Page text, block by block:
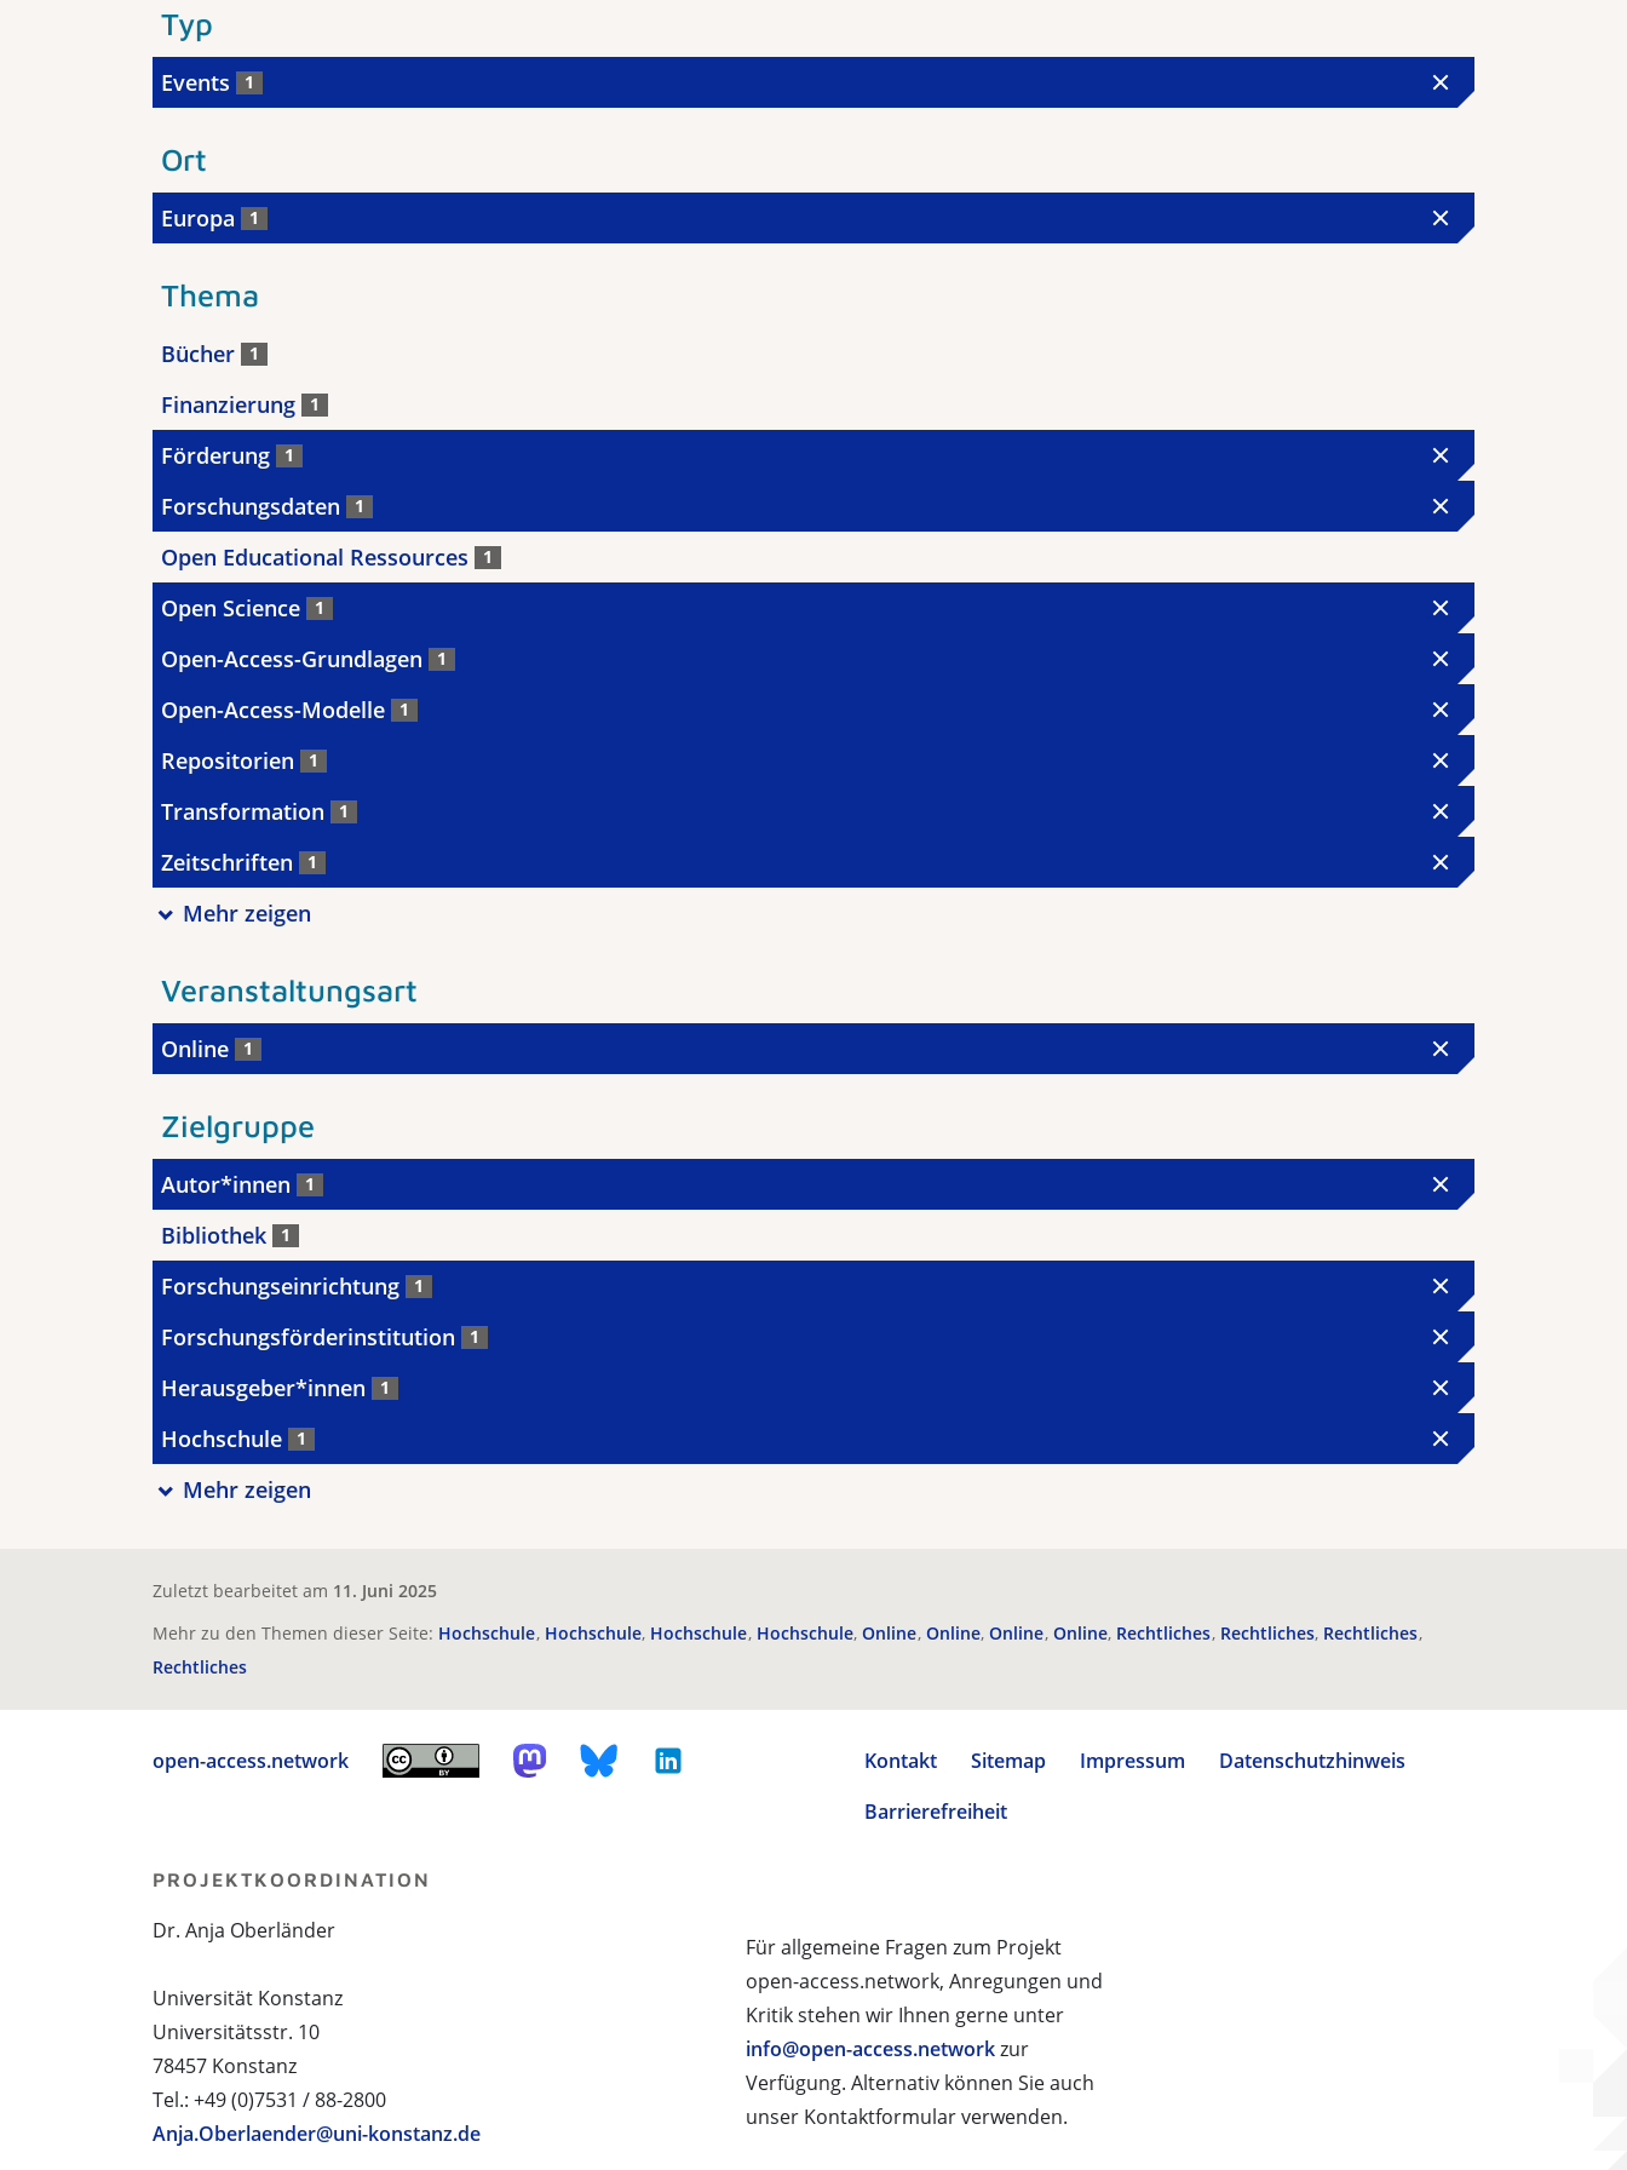
Typ
Events 1
Ort
Europa 1
Thema
Bücher 1
Finanzierung 1
Förderung 1
Forschungsdaten 1
Open Educational Ressources 1
Open Science 1
Open-Access-Grundlagen 1
Open-Access-Modelle 1
Repositorien 1
Transformation 1
Zeitschriften 1
Mehr zeigen
Veranstaltungsart
Online 1
Zielgruppe
Autor*innen 1
Bibliothek 1
Forschungseinrichtung 1
Forschungsförderinstitution 1
Herausgeber*innen 1
Hochschule 1
Mehr zeigen
Zuletzt bearbeitet am 11. Juni 2025
Mehr zu den Themen dieser Seite: Hochschule Hochschule Hochschule Hochschule Online Online Online Online Rechtliches Rechtliches Rechtliches
Rechtliches
open-access.network Kontakt Sitemap Impressum
Datenschutzhinweis
Barrierefreiheit
Für allgemeine Fragen zum Projekt
open-access.network, Anregungen und
Kritik stehen wir Ihnen gerne unter
info@open-access.networkzur
Verfügung. Alternativ können Sie auch
unser Kontaktformular verwenden.
PROJEKTKOORDINATION
Dr. Anja Oberländer
Universität Konstanz
Universitätsstr. 10
78457 Konstanz
Tel.: +49 (0)7531 / 88-2800
Anja.Oberlaender@uni-konstanz.de